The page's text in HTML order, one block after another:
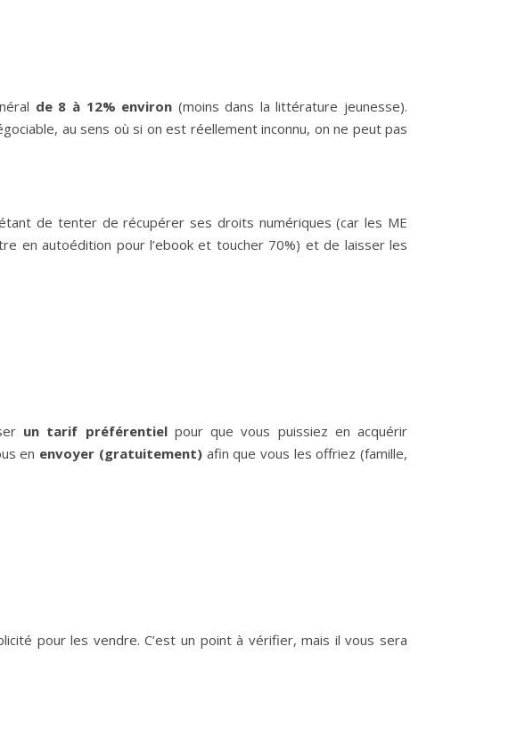
de 8 à 12% environ (moins dans la littérature jeunesse).
au sens où si on est réellement inconnu, on ne peut pas
étant de tenter de récupérer ses droits numériques (car les ME
en autoédition pour l’ebook et toucher 70%) et de laisser les
un tarif préférentielpour que vous puissiez en acquérir
en envoyer (gratuitement)afin que vous les offriez (famille,
pour les vendre. C’est un point à vérifier, mais il vous sera